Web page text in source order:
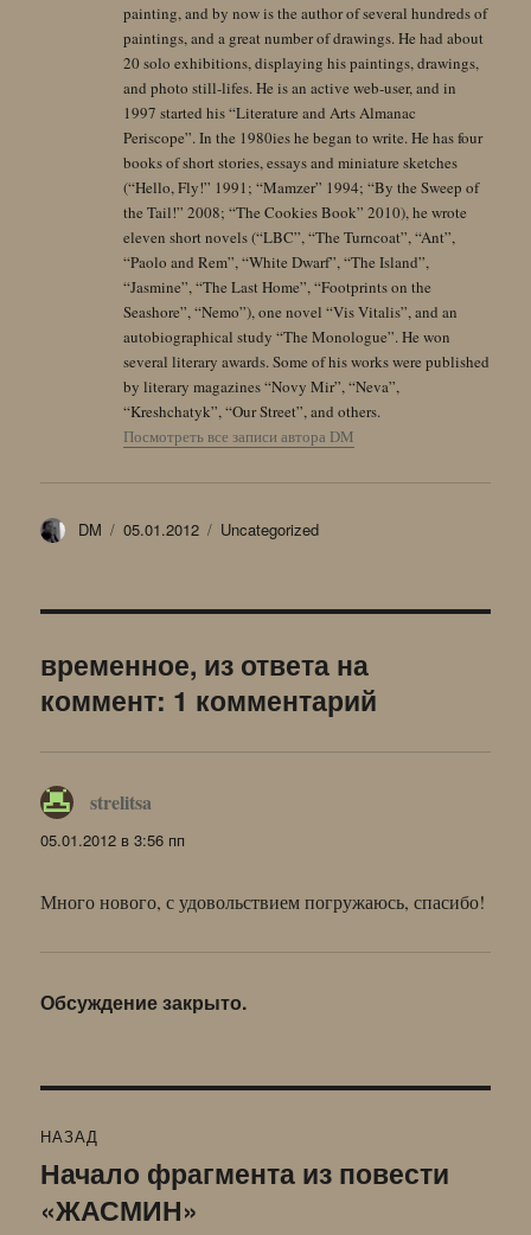
painting, and by now is the author of several hundreds of
paintings, and a great number of drawings. He had about
20 solo exhibitions, displaying his paintings, drawings,
and photo still-lifes. He is an active web-user, and in
1997 started his “Literature and Arts Almanac
Periscope”. In the 1980ies he began to write. He has four
books of short stories, essays and miniature sketches
(“Hello, Fly!” 1991; “Mamzer” 1994; “By the Sweep of
the Tail!” 2008; “The Cookies Book” 2010), he wrote
eleven short novels (“LBC”, “The Turncoat”, “Ant”,
“Paolo and Rem”, “White Dwarf”, “The Island”,
“Jasmine”, “The Last Home”, “Footprints on the
Seashore”, “Nemo”), one novel “Vis Vitalis”, and an
autobiographical study “The Monologue”. He won
several literary awards. Some of his works were published
by literary magazines “Novy Mir”, “Neva”,
“Kreshchatyk”, “Our Street”, and others.
Посмотреть все записи автора DM
Автор
DM Опубликовано
05.01.2012 Рубрики
Uncategorized
временное, из ответа на
коммент: 1 комментарий
strelitsa
05.01.2012 в 3:56 пп
Много нового, с удовольствием погружаюсь, спасибо!
Обсуждение закрыто.
по
записям
НАЗАД
Предыдущая
запись:
Начало фрагмента из повести
«ЖАСМИН»